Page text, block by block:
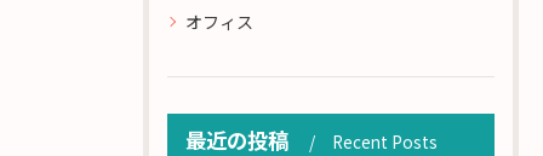
オフィス
最近の投稿 Recent Posts